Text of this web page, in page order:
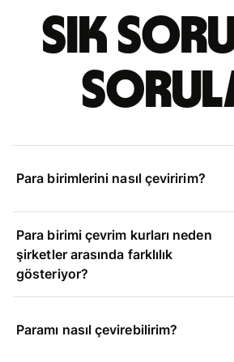
Sık
Para birimlerini nasıl çeviririm?
Para birimi çevrim kurları neden
şirketler arasında farklılık
gösteriyor?
Paramı nasıl çevirebilirim?